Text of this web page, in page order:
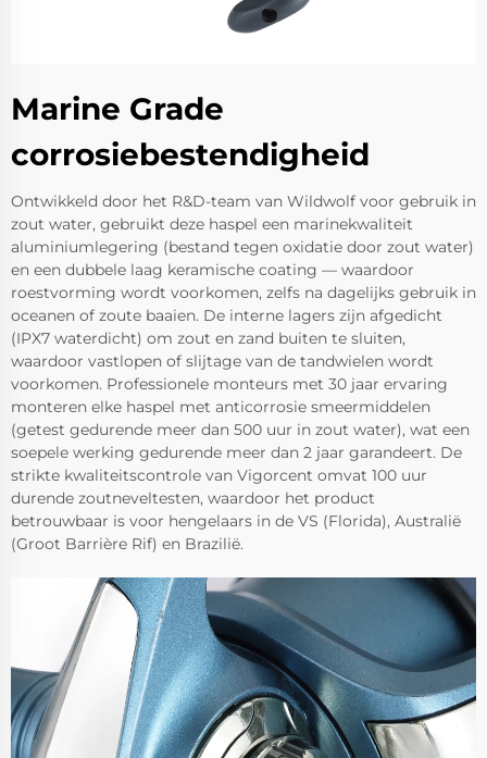
Marine Grade
corrosiebestendigheid
Ontwikkeld door het R&D-team van Wildwolf voor gebruik in
zout water, gebruikt deze haspel een marinekwaliteit
aluminiumlegering (bestand tegen oxidatie door zout water)
en een dubbele laag keramische coating — waardoor
roestvorming wordt voorkomen, zelfs na dagelijks gebruik in
oceanen of zoute baaien. De interne lagers zijn afgedicht
(IPX7 waterdicht) om zout en zand buiten te sluiten,
waardoor vastlopen of slijtage van de tandwielen wordt
voorkomen. Professionele monteurs met 30 jaar ervaring
monteren elke haspel met anticorrosie smeermiddelen
(getest gedurende meer dan 500 uur in zout water), wat een
soepele werking gedurende meer dan 2 jaar garandeert. De
strikte kwaliteitscontrole van Vigorcent omvat 100 uur
durende zoutneveltesten, waardoor het product
betrouwbaar is voor hengelaars in de VS (Florida), Australië
(Groot Barrière Rif) en Brazilië.